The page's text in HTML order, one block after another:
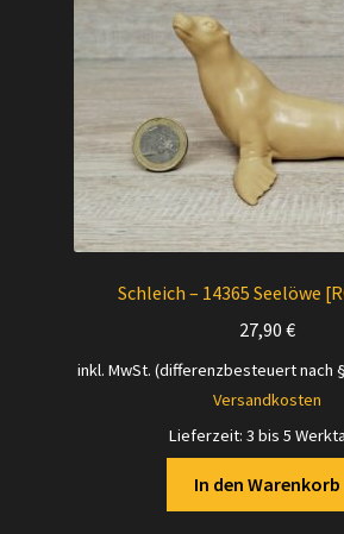
Schleich – 14365 Seelöwe
27,90 €
inkl. MwSt. (differenzbesteuert nach
Versandkosten
Lieferzeit: 3 bis 5
In den Warenkorb